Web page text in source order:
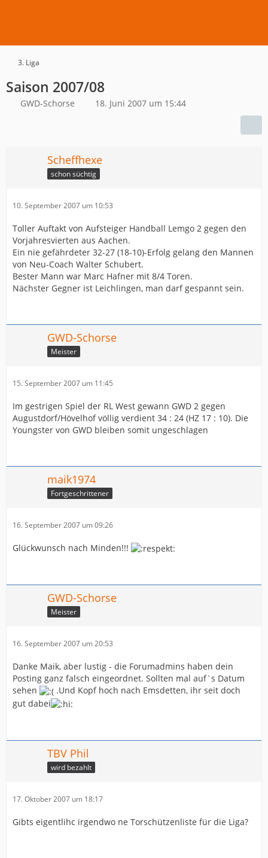
3. Liga
Saison 2007/08
GWD-Schorse 18. Juni 2007 um 15:44
Scheffhexe
schon süchtig
10. September 2007 um 10:53
Toller Auftakt von Aufsteiger Handball Lemgo 2 gegen den
Vorjahresvierten aus Aachen.
Ein nie gefährdeter 32-27 (18-10)-Erfolg gelang den Mannen
von Neu-Coach Walter Schubert.
Bester Mann war Marc Hafner mit 8/4 Toren.
Nächster Gegner ist Leichlingen, man darf gespannt sein.
GWD-Schorse
Meister
15. September 2007 um 11:45
Im gestrigen Spiel der RL West gewann GWD 2 gegen
Augustdorf/Hövelhof völlig verdient 34 : 24 (HZ 17 : 10). Die
Youngster von GWD bleiben somit ungeschlagen
maik1974
Fortgeschrittener
16. September 2007 um 09:26
Glückwunsch nach Minden!!!
GWD-Schorse
Meister
16. September 2007 um 20:53
Danke Maik, aber lustig - die Forumadmins haben dein
Posting ganz falsch eingeordnet. Sollten mal auf`s Datum
sehen
.Und Kopf hoch nach Emsdetten, ihr seit doch
gut dabei
TBV Phil
wird bezahlt
17. Oktober 2007 um 18:17
Gibts eigentlihc irgendwo ne Torschützenliste für die Liga?